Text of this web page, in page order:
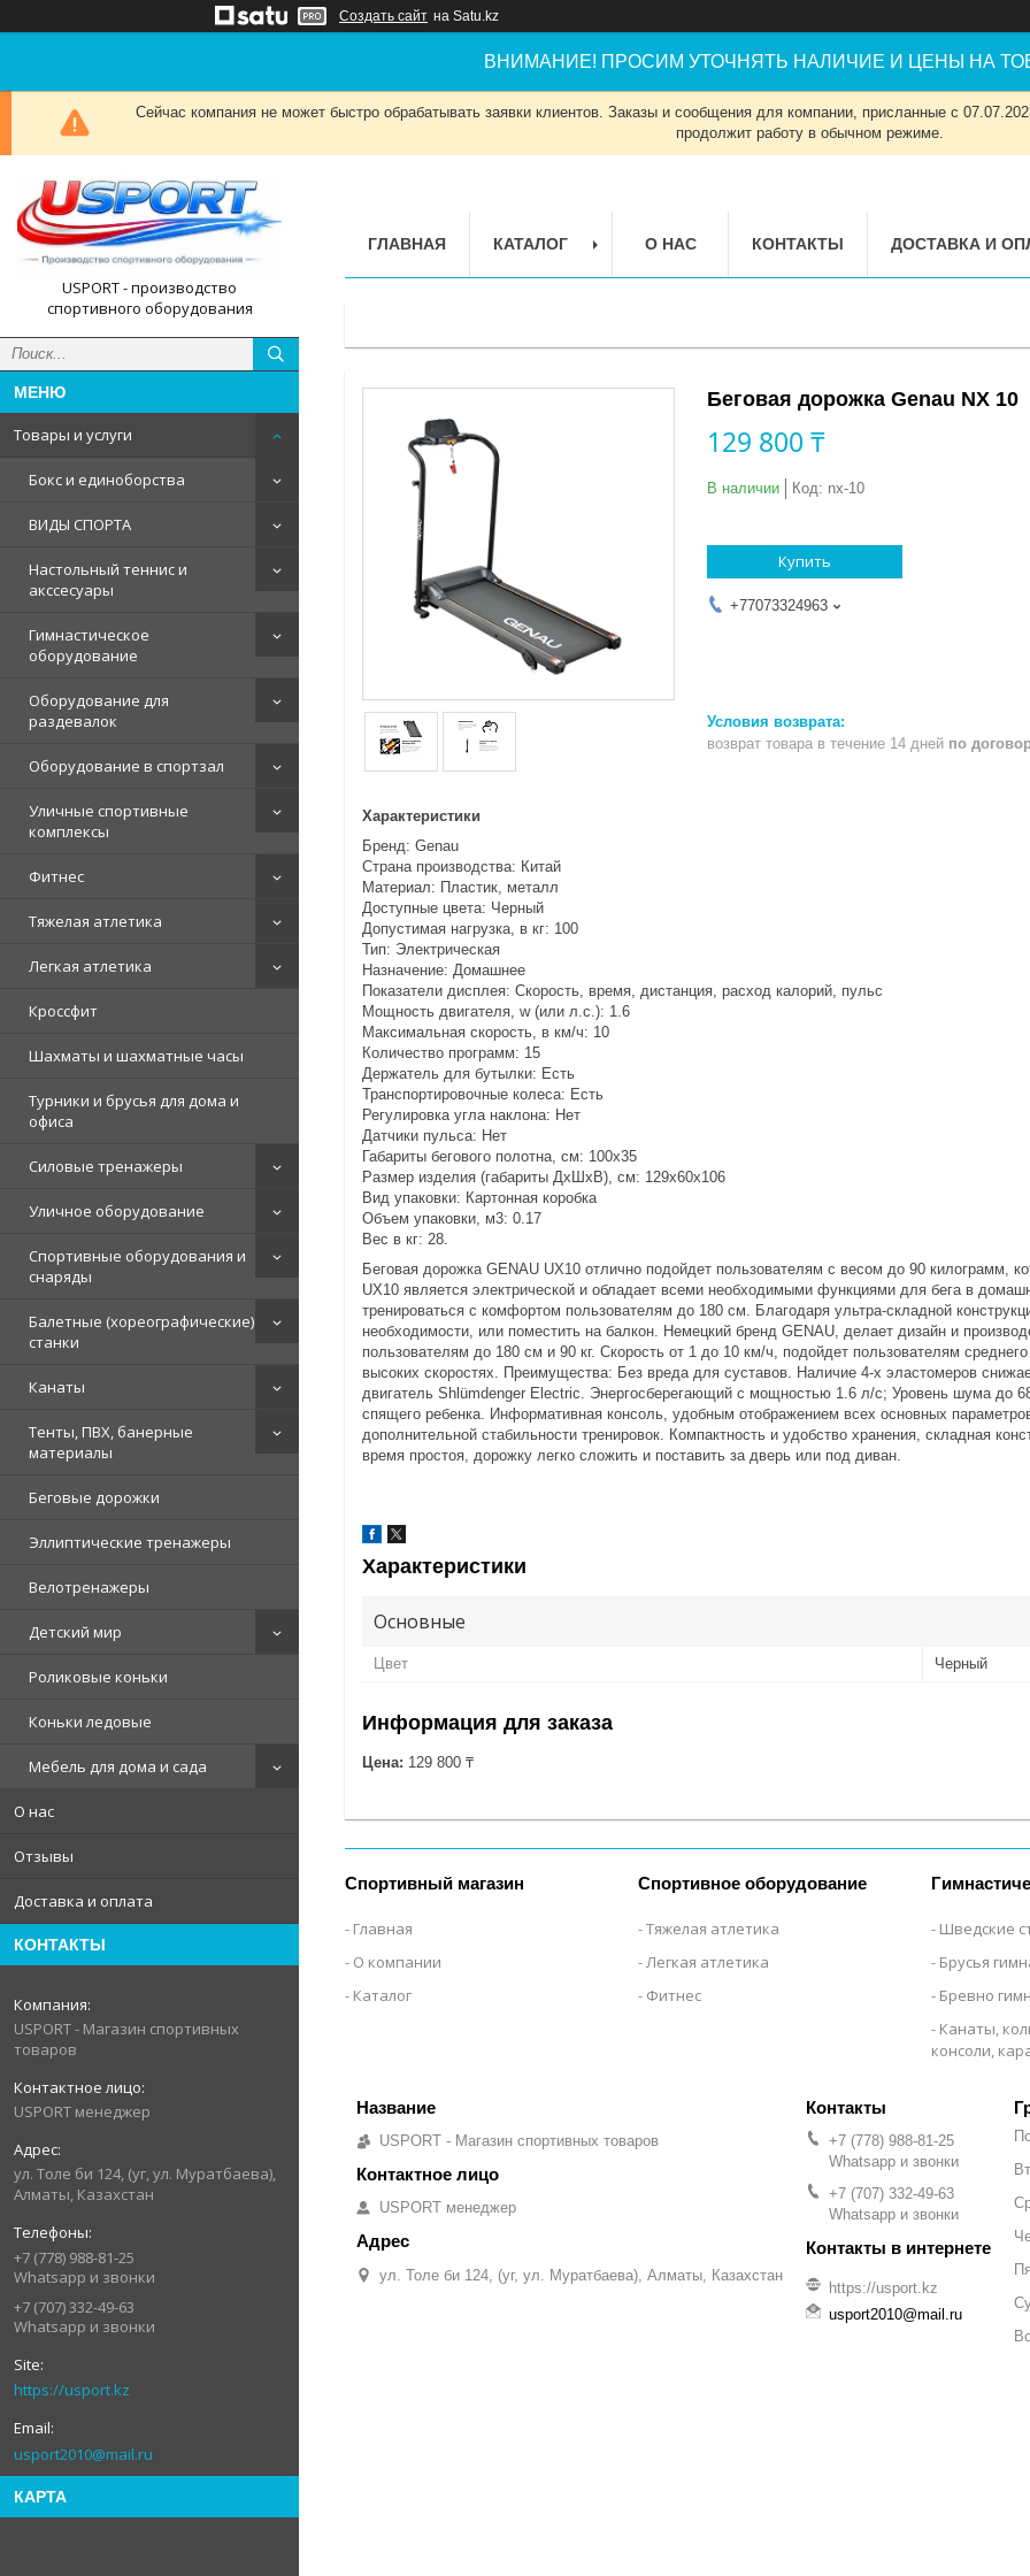
Создать сайт на Satu.kz
ВНИМАНИЕ! ПРОСИМ УТОЧНЯТЬ НАЛИЧИЕ И ЦЕНЫ НА
Сейчас компания не может быстро обрабатывать заявки клиентов. Заказы и сообщения для компании, присланные с
продолжит работу в обычном режиме.
USPORT - производство
спортивного оборудования
Товары и услуги
Бокс и единоборства
ВИДЫ СПОРТА
Настольный теннис и
акссесуары
Гимнастическое
оборудование
Оборудование для
раздевалок
Оборудование в спортзал
Уличные спортивные
комплексы
Фитнес
Тяжелая атлетика
Легкая атлетика
Кроссфит
Шахматы и шахматные часы
Турники и брусья для дома и
офиса
Силовые тренажеры
Уличное оборудование
Спортивные оборудования и
снаряды
Балетные (хореографические)
станки
Канаты
Тенты, ПВХ, банерные
материалы
Беговые дорожки
Эллиптические тренажеры
Велотренажеры
Детский мир
Роликовые коньки
Коньки ледовые
Мебель для дома и сада
О нас
Отзывы
Доставка и оплата
КОНТАКТЫ
USPORT - Магазин спортивных
товаров
USPORT менеджер
ул. Толе би 124, (уг, ул. Муратбаева),
Алматы, Казахстан
+7 (778) 988-81-25
Whatsapp и звонки
+7 (707) 332-49-63
Whatsapp и звонки
https://usport.kz
usport2010@mail.ru
КАРТА
ГЛАВНАЯ КАТАЛОГ О НАС КОНТАКТЫ ДОСТАВКА И
Беговая дорожка Genau NX 10
129 800 ₸
В наличии Код: nx-10
Купить
+77073324963
возврат товара в течение 14 дней по
Характеристики
Бренд: Genau
Страна производства: Китай
Материал: Пластик, металл
Доступные цвета: Черный
Допустимая нагрузка, в кг: 100
Тип: Электрическая
Назначение: Домашнее
Показатели дисплея: Скорость, время, дистанция, расход калорий, пульс
Мощность двигателя, w (или л.с.): 1.6
Максимальная скорость, в км/ч: 10
Количество программ: 15
Держатель для бутылки: Есть
Транспортировочные колеса: Есть
Регулировка угла наклона: Нет
Датчики пульса: Нет
Габариты бегового полотна, см: 100x35
Размер изделия (габариты ДхШхВ), см: 129х60х106
Вид упаковки: Картонная коробка
Объем упаковки, м3: 0.17
Вес в кг: 28.
Беговая дорожка GENAU UX10 отлично подойдет пользователям с весом до 90 килограмм,
UX10 является электрической и обладает всеми необходимыми функциями для бега в
тренироваться с комфортом пользователям до 180 см. Благодаря ультра-складной
необходимости, или поместить на балкон. Немецкий бренд GENAU, делает дизайн и
пользователям до 180 см и 90 кг. Скорость от 1 до 10 км/ч, подойдет пользователям
высоких скоростях. Преимущества: Без вреда для суставов. Наличие 4-х эластомеров
двигатель Shlümdenger Electric. Энергосберегающий с мощностью 1.6 л/с; Уровень шума до
спящего ребенка. Информативная консоль, удобным отображением всех основных
дополнительной стабильности тренировок. Компактность и удобство хранения, складная
время простоя, дорожку легко сложить и поставить за дверь или под диван.
Характеристики
Основные
Цвет Черный
Информация для заказа
Цена: 129 800 ₸
Спортивный магазин
Главная
О компании
Каталог
Спортивное оборудование
Тяжелая атлетика
Легкая атлетика
Фитнес
Шведские
Брусья
Бревно
Канаты,
консоли,
USPORT - Магазин спортивных товаров
USPORT менеджер
ул. Толе би 124, (уг, ул. Муратбаева), Алматы, Казахстан
+7 (778) 988-81-25
Whatsapp и звонки
+7 (707) 332-49-63
Whatsapp и звонки
https://usport.kz
usport2010@mail.ru